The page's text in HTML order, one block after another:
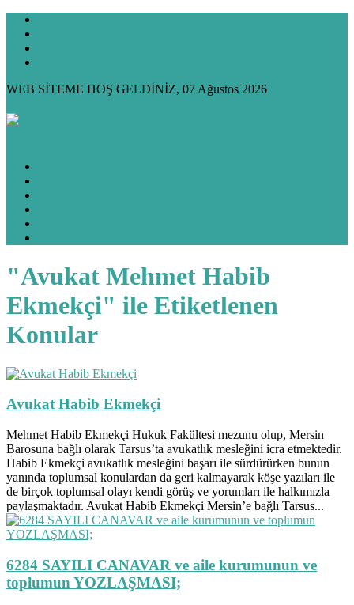
WEB SİTEME HOŞ GELDİNİZ, 07 Ağustos 2026
"Avukat Mehmet Habib
Ekmekçi" ile Etiketlenen
Konular
Avukat Habib Ekmekçi
Mehmet Habib Ekmekçi Hukuk Fakültesi mezunu olup, Mersin
Barosuna bağlı olarak Tarsus’ta avukatlık mesleğini icra etmektedir.
Habib Ekmekçi avukatlık mesleğini başarı ile sürdürürken bunun
yanında toplumsal konulardan da geri kalmayarak köşe yazıları ile
de birçok toplumsal olayı kendi görüş ve yorumları ile halkımızla
paylaşmaktadır. Avukat Habib Ekmekçi Mersin’e bağlı Tarsus...
6284 SAYILI CANAVAR ve aile kurumunun ve
toplumun YOZLAŞMASI;